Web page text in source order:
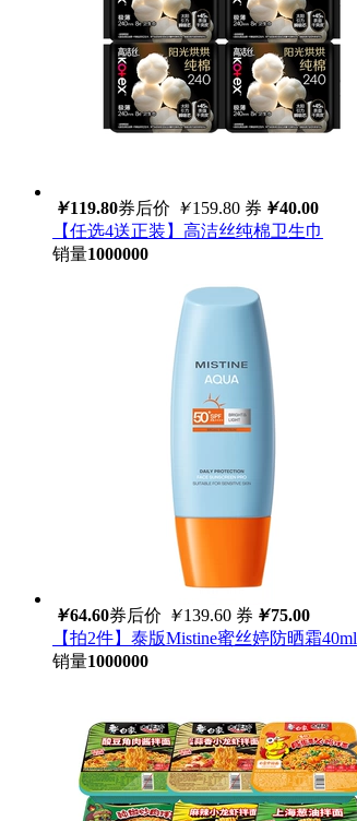
￥119.80券后价 ￥159.80 券 ￥40.00
【任选4送正装】高洁丝纯棉卫生巾
销量1000000
￥64.60券后价 ￥139.60 券 ￥75.00
【拍2件】泰版Mistine蜜丝婷防晒霜40ml
销量1000000